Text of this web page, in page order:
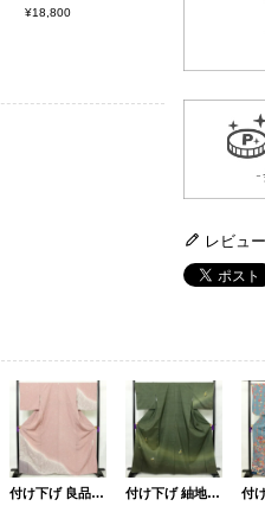
レビュ
¥18,800
付け下げ 良品 作家物 落款入り 一つ紋付き 正絹 幾何学柄・抽象柄 袷仕立て 身丈165.5cm 裄丈67.5cm フォーマル 着物 ピンク 付け下げ 紬地 落款入り しつけ糸付き 正絹 その他の柄 袷仕立て 身丈166cm 裄丈70cm 箔 緑・うぐいす色